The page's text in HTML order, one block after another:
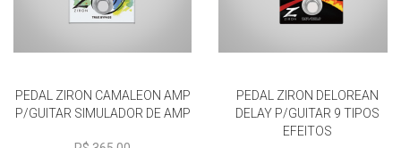
PEDAL ZIRON CAMALEON AMP
P/GUITAR SIMULADOR DE AMP
PEDAL ZIRON DELOREAN
DELAY P/GUITAR 9 TIPOS
EFEITOS